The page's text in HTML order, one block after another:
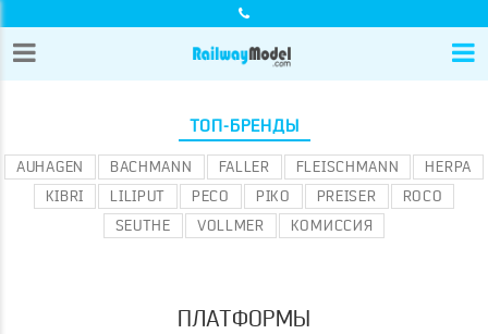
ТОП-БРЕНДЫ
AUHAGEN BACHMANN FALLER FLEISCHMANN
HERPA
KIBRI
LILIPUT PECO PIKO PREISER
ROCO
SEUTHE
VOLLMER КОМИССИЯ
ПЛАТФОРМЫ